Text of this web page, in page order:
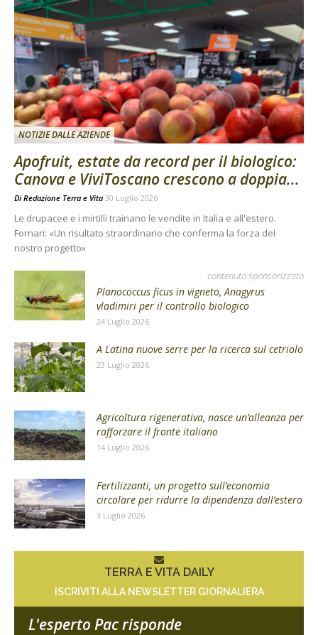
NOTIZIE DALLE AZIENDE
Apofruit, estate da record per il biologico:
Canova e ViviToscano crescono a doppia...
Di Redazione Terra e Vita 30 Luglio 2026
Le drupacee e i mirtilli trainano le vendite in Italia e all'estero.
Fornari: «Un risultato straordinario che conferma la forza del
nostro progetto»
contenuto sponsorizzato
Planococcus ficus in vigneto, Anagyrus
vladimiri per il controllo biologico
24 Luglio 2026
A Latina nuove serre per la ricerca sul cetriolo
23 Luglio 2026
Agricoltura rigenerativa, nasce un’alleanza per
rafforzare il fronte italiano
14 Luglio 2026
Fertilizzanti, un progetto sull’economia
circolare per ridurre la dipendenza dall’estero
3 Luglio 2026
TERRA E VITA DAILY
ISCRIVITI ALLA NEWSLETTER GIORNALIERA
L'esperto Pac risponde